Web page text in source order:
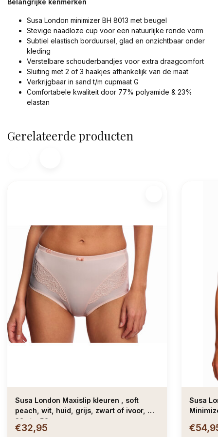
Belangrijke kenmerken
Susa London minimizer BH 8013 met beugel
Stevige naadloze cup voor een natuurlijke ronde vorm
Subtiel elastisch borduursel, glad en onzichtbaar onder
kleding
Verstelbare schouderbandjes voor extra draagcomfort
Sluiting met 2 of 3 haakjes afhankelijk van de maat
Verkrijgbaar in sand t/m cupmaat G
Comfortabele kwaliteit door 77% polyamide & 23%
elastan
Gerelateerde producten
Susa London Maxislip kleuren , soft
peach, wit, huid, grijs, zwart of ivoor, mt
38 t/m 52
€32,95
Susa